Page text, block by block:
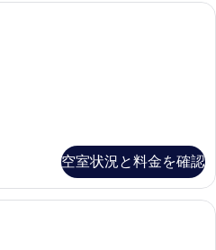
スタンダード ダブルルーム | セーフ
空室状況と料金を確認
ベーシック ダブルルーム | セーフテ